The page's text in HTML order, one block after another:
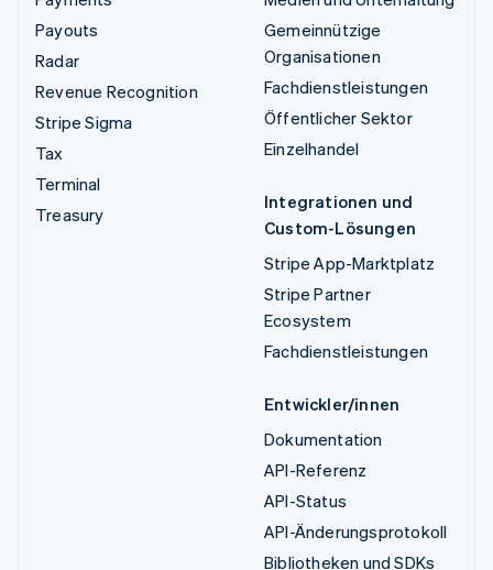
Payouts
Radar
Revenue Recognition
Stripe Sigma
Tax
Terminal
Treasury
Gemeinnützige
Organisationen
Fachdienstleistungen
Öffentlicher Sektor
Einzelhandel
Integrationen und
Custom-Lösungen
Stripe App-Marktplatz
Stripe Partner
Ecosystem
Fachdienstleistungen
Entwickler/innen
Dokumentation
API-Referenz
API-Status
API-Änderungsprotokoll
Bibliotheken und SDKs